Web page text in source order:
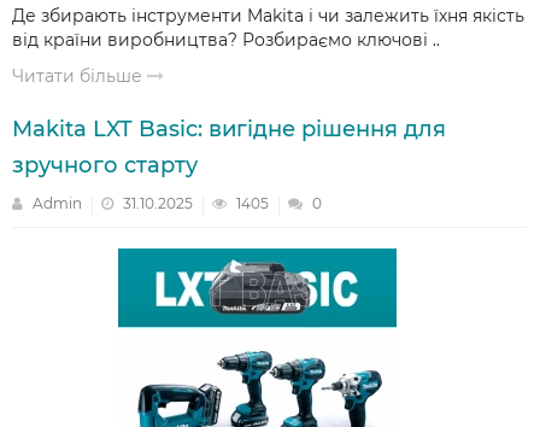
Де збирають інструменти Makita і чи залежить їхня якість
від країни виробництва? Розбираємо ключові ..
Читати більше
Makita LXT Basic: вигідне рішення для
зручного старту
Admin 31.10.2025 1405 0